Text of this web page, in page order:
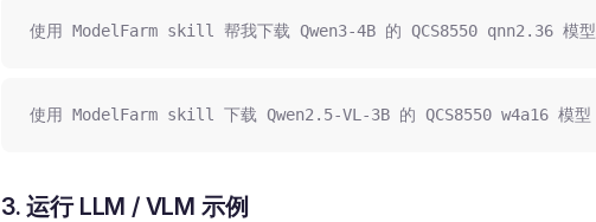
使用 ModelFarm skill 帮我下载 Qwen3-4B 的 QCS8550 qnn2.36 模型
使用 ModelFarm skill 下载 Qwen2.5-VL-3B 的 QCS8550 w4a16 模型
3. 运行 LLM / VLM 示例